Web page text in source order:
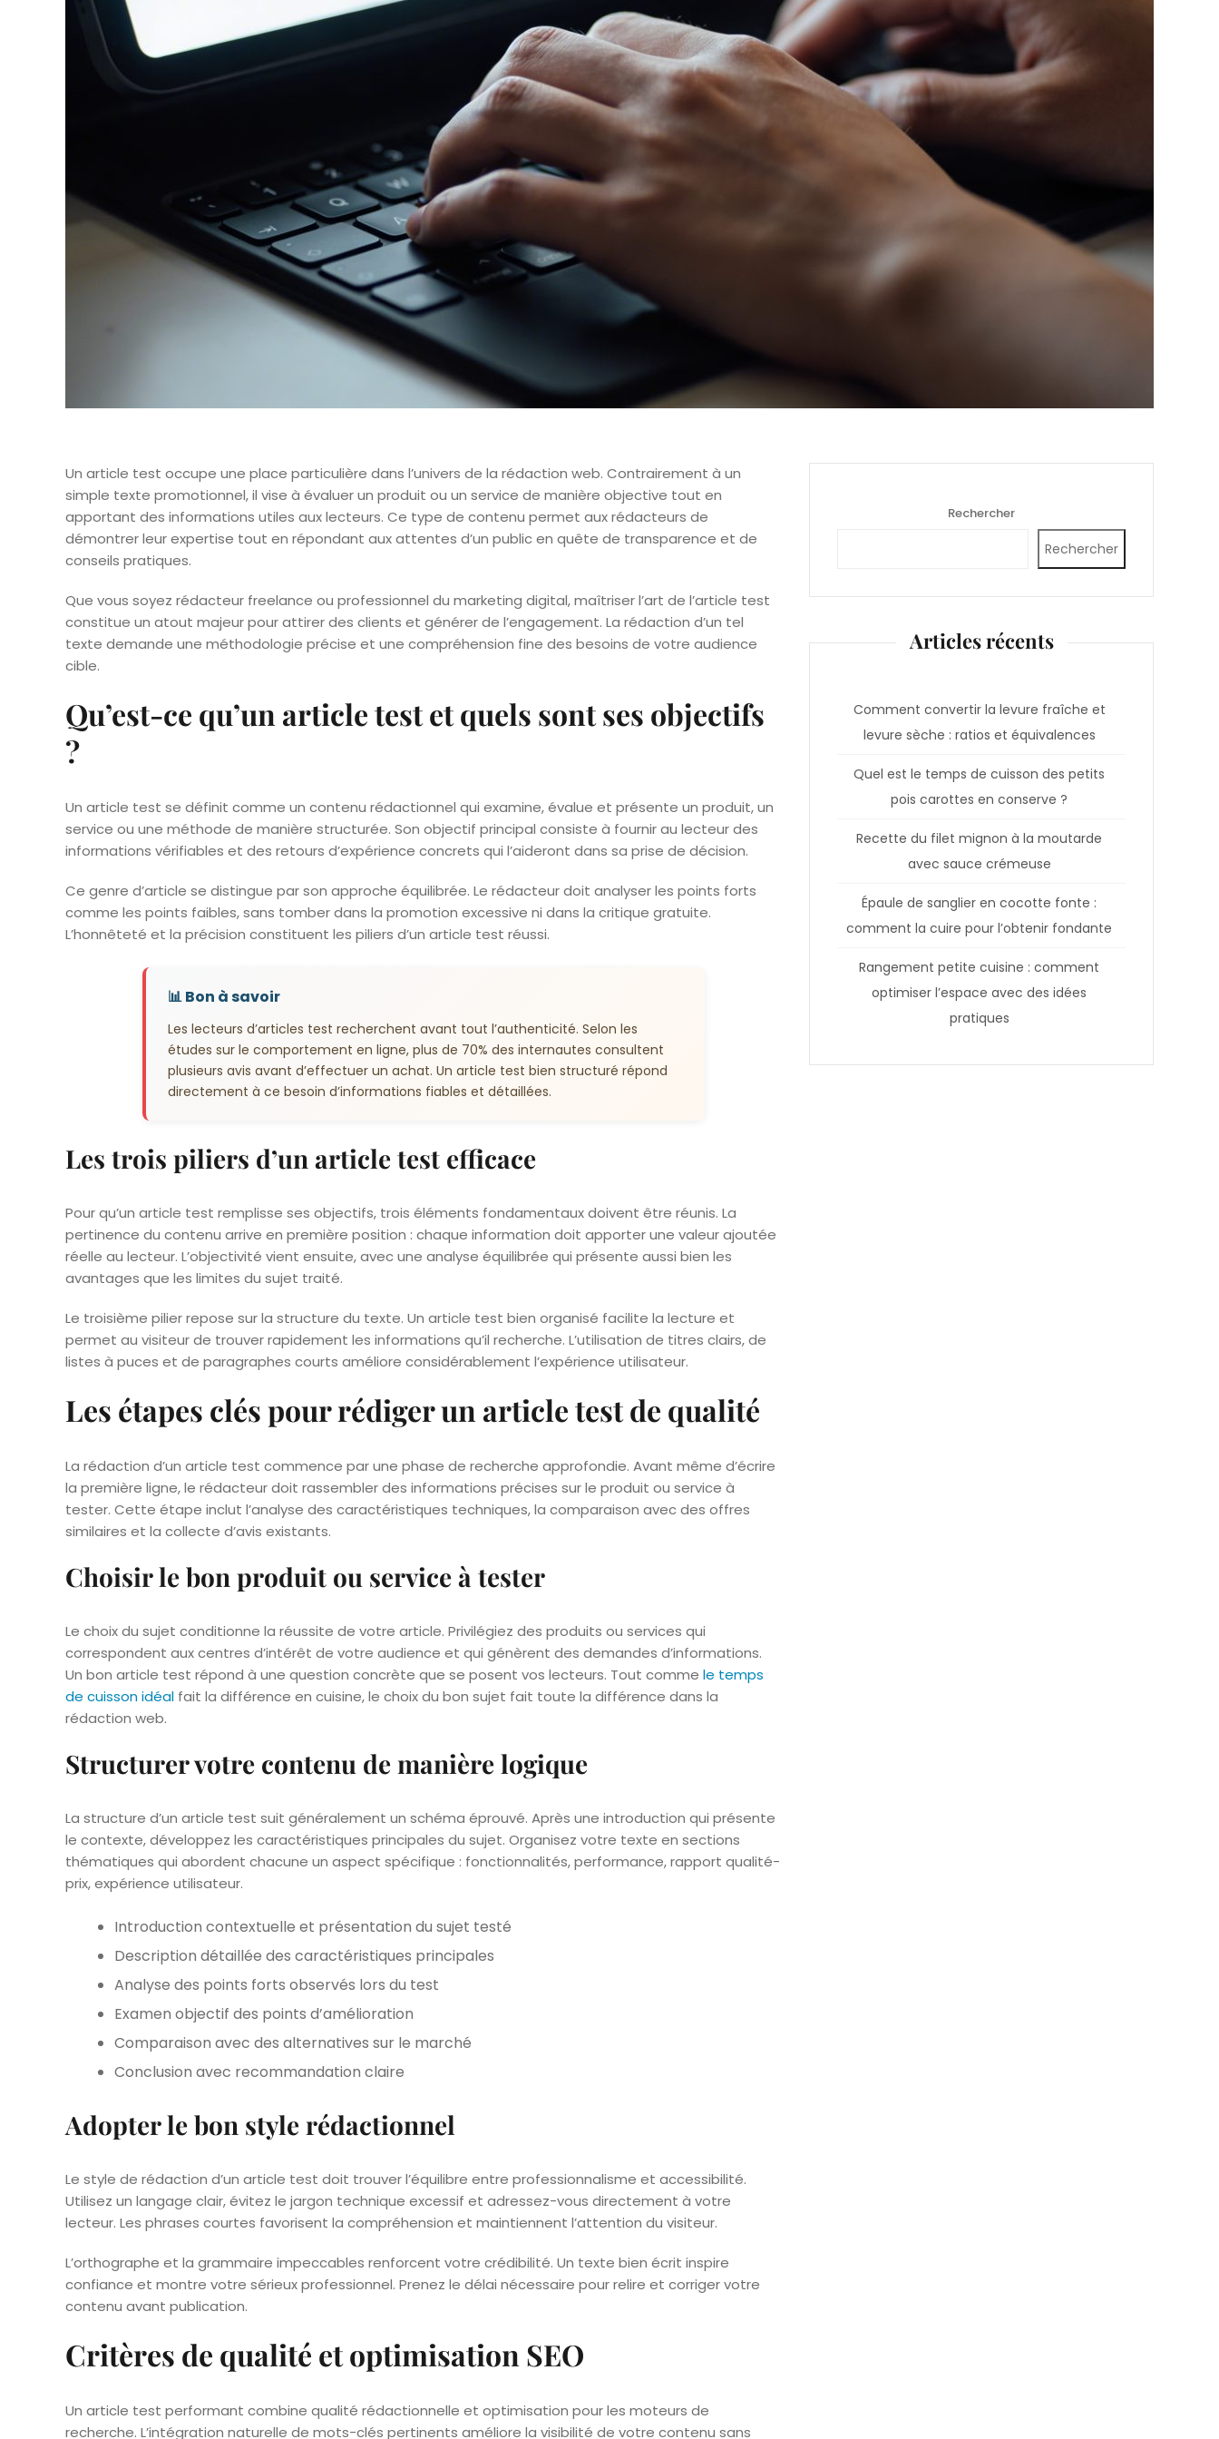
Un article test occupe une place particulière dans l’univers de la rédaction web. Contrairement à un
simple texte promotionnel, il vise à évaluer un produit ou un service de manière objective tout en
apportant des informations utiles aux lecteurs. Ce type de contenu permet aux rédacteurs de
démontrer leur expertise tout en répondant aux attentes d’un public en quête de transparence et de
conseils pratiques.
Que vous soyez rédacteur freelance ou professionnel du marketing digital, maîtriser l’art de l’article test
constitue un atout majeur pour attirer des clients et générer de l’engagement. La rédaction d’un tel
texte demande une méthodologie précise et une compréhension fine des besoins de votre audience
cible.
Qu’est-ce qu’un article test et quels sont ses objectifs
?
Un article test se définit comme un contenu rédactionnel qui examine, évalue et présente un produit, un
service ou une méthode de manière structurée. Son objectif principal consiste à fournir au lecteur des
informations vérifiables et des retours d’expérience concrets qui l’aideront dans sa prise de décision.
Ce genre d’article se distingue par son approche équilibrée. Le rédacteur doit analyser les points forts
comme les points faibles, sans tomber dans la promotion excessive ni dans la critique gratuite.
L’honnêteté et la précision constituent les piliers d’un article test réussi.
📊 Bon à savoir
Les lecteurs d’articles test recherchent avant tout l’authenticité. Selon les
études sur le comportement en ligne, plus de 70% des internautes consultent
plusieurs avis avant d’effectuer un achat. Un article test bien structuré répond
directement à ce besoin d’informations fiables et détaillées.
Les trois piliers d’un article test efficace
Pour qu’un article test remplisse ses objectifs, trois éléments fondamentaux doivent être réunis. La
pertinence du contenu arrive en première position : chaque information doit apporter une valeur ajoutée
réelle au lecteur. L’objectivité vient ensuite, avec une analyse équilibrée qui présente aussi bien les
avantages que les limites du sujet traité.
Le troisième pilier repose sur la structure du texte. Un article test bien organisé facilite la lecture et
permet au visiteur de trouver rapidement les informations qu’il recherche. L’utilisation de titres clairs, de
listes à puces et de paragraphes courts améliore considérablement l’expérience utilisateur.
Les étapes clés pour rédiger un article test de qualité
La rédaction d’un article test commence par une phase de recherche approfondie. Avant même d’écrire
la première ligne, le rédacteur doit rassembler des informations précises sur le produit ou service à
tester. Cette étape inclut l’analyse des caractéristiques techniques, la comparaison avec des offres
similaires et la collecte d’avis existants.
Choisir le bon produit ou service à tester
Le choix du sujet conditionne la réussite de votre article. Privilégiez des produits ou services qui
correspondent aux centres d’intérêt de votre audience et qui génèrent des demandes d’informations.
Un bon article test répond à une question concrète que se posent vos lecteurs. Tout comme le temps
de cuisson idéal fait la différence en cuisine, le choix du bon sujet fait toute la différence dans la
rédaction web.
Structurer votre contenu de manière logique
La structure d’un article test suit généralement un schéma éprouvé. Après une introduction qui présente
le contexte, développez les caractéristiques principales du sujet. Organisez votre texte en sections
thématiques qui abordent chacune un aspect spécifique : fonctionnalités, performance, rapport qualité-
prix, expérience utilisateur.
Introduction contextuelle et présentation du sujet testé
Description détaillée des caractéristiques principales
Analyse des points forts observés lors du test
Examen objectif des points d’amélioration
Comparaison avec des alternatives sur le marché
Conclusion avec recommandation claire
Adopter le bon style rédactionnel
Le style de rédaction d’un article test doit trouver l’équilibre entre professionnalisme et accessibilité.
Utilisez un langage clair, évitez le jargon technique excessif et adressez-vous directement à votre
lecteur. Les phrases courtes favorisent la compréhension et maintiennent l’attention du visiteur.
L’orthographe et la grammaire impeccables renforcent votre crédibilité. Un texte bien écrit inspire
confiance et montre votre sérieux professionnel. Prenez le délai nécessaire pour relire et corriger votre
contenu avant publication.
Critères de qualité et optimisation SEO
Un article test performant combine qualité rédactionnelle et optimisation pour les moteurs de
recherche. L’intégration naturelle de mots-clés pertinents améliore la visibilité de votre contenu sans
Rechercher
Rechercher
Articles récents
Comment convertir la levure fraîche et
levure sèche : ratios et équivalences
Quel est le temps de cuisson des petits
pois carottes en conserve ?
Recette du filet mignon à la moutarde
avec sauce crémeuse
Épaule de sanglier en cocotte fonte :
comment la cuire pour l’obtenir fondante
Rangement petite cuisine : comment
optimiser l’espace avec des idées
pratiques